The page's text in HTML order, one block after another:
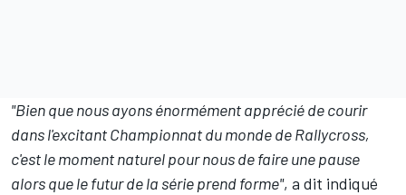
"Bien que nous ayons énormément apprécié de courir
dans l'excitant Championnat du monde de Rallycross,
c'est le moment naturel pour nous de faire une pause
alors que le futur de la série prend forme", a dit indiqué